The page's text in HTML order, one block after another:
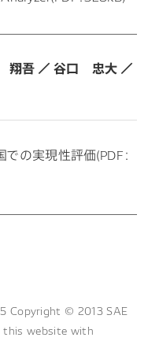
吾 ／ 谷口 忠大 ／
の実現性評価(PDF：
Copyright © 2013 SAE
this website with